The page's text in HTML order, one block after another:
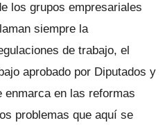
los grupos empresariales
siempre la
de trabajo, el
aprobado por Diputados y
enmarca en las reformas
problemas que aquí se